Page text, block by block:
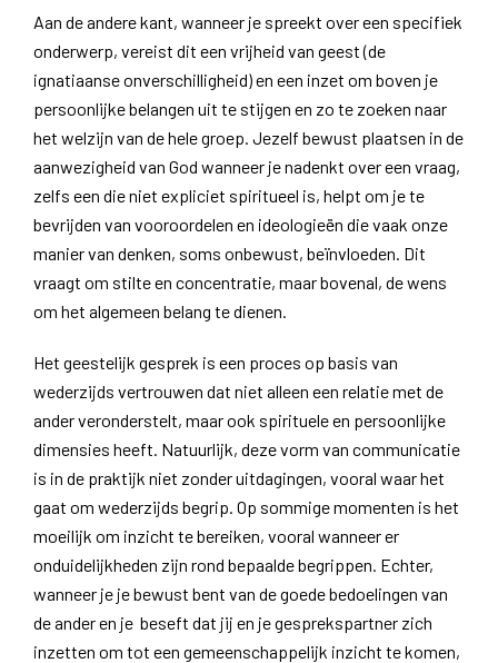
Aan de andere kant, wanneer je spreekt over een specifiek
onderwerp, vereist dit een vrijheid van geest (de
ignatiaanse onverschilligheid) en een inzet om boven je
persoonlijke belangen uit te stijgen en zo te zoeken naar
het welzijn van de hele groep. Jezelf bewust plaatsen in de
aanwezigheid van God wanneer je nadenkt over een vraag,
zelfs een die niet expliciet spiritueel is, helpt om je te
bevrijden van vooroordelen en ideologieën die vaak onze
manier van denken, soms onbewust, beïnvloeden. Dit
vraagt ​​om stilte en concentratie, maar bovenal, de wens
om het algemeen belang te dienen.
Het geestelijk gesprek is een proces op basis van
wederzijds vertrouwen dat niet alleen een relatie met de
ander veronderstelt, maar ook spirituele en persoonlijke
dimensies heeft. Natuurlijk, deze vorm van communicatie
is in de praktijk niet zonder uitdagingen, vooral waar het
gaat om wederzijds begrip. Op sommige momenten is het
moeilijk om inzicht te bereiken, vooral wanneer er
onduidelijkheden zijn rond bepaalde begrippen. Echter,
wanneer je je bewust bent van de goede bedoelingen van
de ander en je beseft dat jij en je gesprekspartner zich
inzetten om tot een gemeenschappelijk inzicht te komen,